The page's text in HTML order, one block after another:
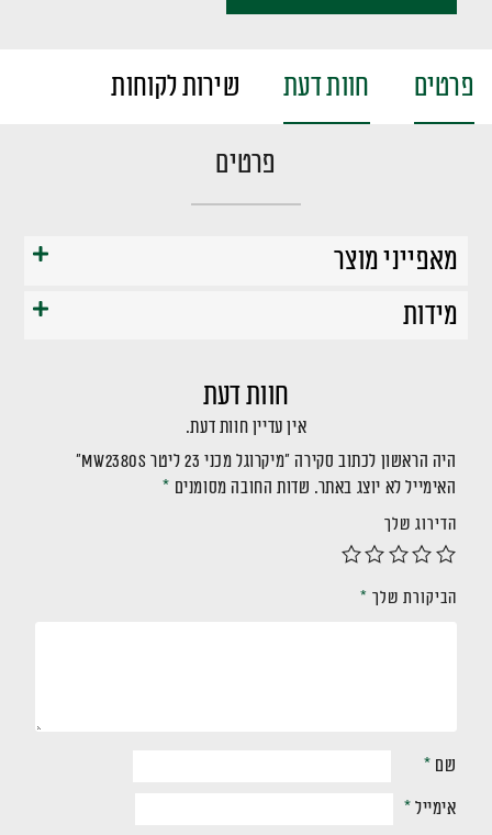
פרטים חוות דעת שירות לקוחות
פרטים
מאפייני מוצר
מידות
חוות דעת
אין עדיין חוות דעת.
היה הראשון לכתוב סקירה “מיקרוגל מכני 23 ליטר MW2380S”
האימייל לא יוצג באתר. שדות החובה מסומנים *
הדירוג שלך
הביקורת שלך *
שם *
אימייל *